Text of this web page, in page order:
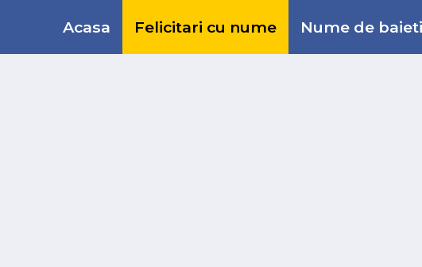
Acasa Felicitari cu nume Nume de baieti